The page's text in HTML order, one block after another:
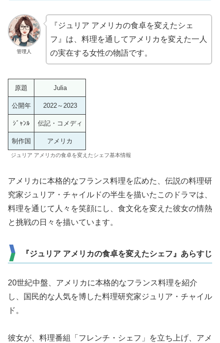
管理人
『ジュリア アメリカの食卓を変えたシェ
フ』は、料理を通してアメリカを変えた一人
の実在する女性の物語です。
原題 Julia
公開年 2022～2023
ｼﾞｬﾝﾙ 伝記・コメディ
制作国 アメリカ
ジュリア アメリカの食卓を変えたシェフ基本情報
アメリカに本格的なフランス料理を広めた、伝説の料理研
究家ジュリア・チャイルドの半生を描いたこのドラマは、
料理を通じて人々を笑顔にし、食文化を変えた彼女の情熱
と挑戦の日々を描いています。
『ジュリア アメリカの食卓を変えたシェフ』あらすじ
20世紀中盤、アメリカに本格的なフランス料理を紹介
し、国民的な人気を博した料理研究家ジュリア・チャイル
ド。
彼女が、料理番組「フレンチ・シェフ」を立ち上げ、アメ